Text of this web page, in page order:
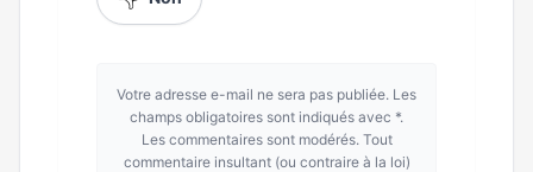
Votre adresse e-mail ne sera pas publiée. Les
champs obligatoires sont indiqués avec *.
Les commentaires sont modérés. Tout
commentaire insultant (ou contraire à la loi)